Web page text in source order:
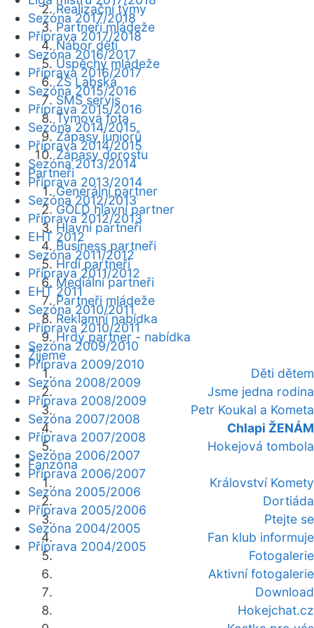
Realizační týmy
Partneři mládeže
Nábor dětí
Úspěchy mládeže
ZŠ Labská
SMS servis
Týmová fota
Zápasy juniorů
Zápasy dorostu
Partneři
Generální partner
GOLD hlavní partner
Hlavní partneři
Business partneři
Hrdí partneři
Mediální partneři
Partneři mládeže
Reklamní nabídka
Hrdý partner - nabídka
Žijeme
Děti dětem
Jsme jedna rodina
Petr Koukal a Kometa
Chlapi ŽENÁM
Hokejová tombola
Fanzóna
Království Komety
Dortiáda
Ptejte se
Fan klub informuje
Fotogalerie
Aktivní fotogalerie
Download
Hokejchat.cz
Sezóna 2017/2018
Příprava 2017/2018
Sezóna 2016/2017
Příprava 2016/2017
Sezóna 2015/2016
Příprava 2015/2016
Sezóna 2014/2015
Příprava 2014/2015
Sezóna 2013/2014
Příprava 2013/2014
Sezóna 2012/2013
Příprava 2012/2013
EHT 2012
Sezóna 2011/2012
Příprava 2011/2012
EHT 2011
Sezóna 2010/2011
Příprava 2010/2011
Sezóna 2009/2010
Příprava 2009/2010
Sezóna 2008/2009
Příprava 2008/2009
Sezóna 2007/2008
Příprava 2007/2008
Sezóna 2006/2007
Příprava 2006/2007
Sezóna 2005/2006
Příprava 2005/2006
Sezóna 2004/2005
Příprava 2004/2005